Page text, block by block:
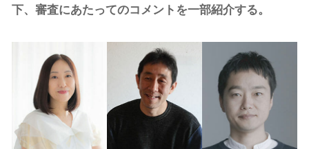
下、審査にあたってのコメントを一部紹介する。